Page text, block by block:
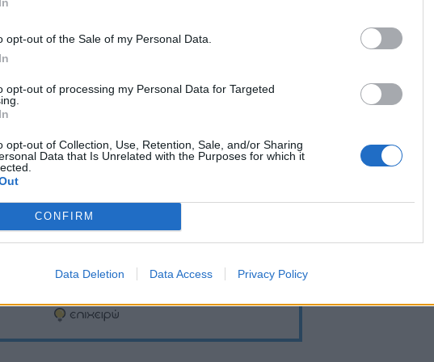
opt-out of the Sale of my Personal Data.
opt-out of processing my Personal Data for Targeted
opt-out of Collection, Use, Retention, Sale, and/or Sharing
Data that Is Unrelated with the Purposes for which it
CONFIRM
Data Deletion Data Access Privacy Policy
την πραγματοποίηση
προβλέψεων ταμειακών ροών.
Ακολουθήστε το στο
και μάθετε πρώτοι
επιχειρηματικέςΕιδήσεις από την